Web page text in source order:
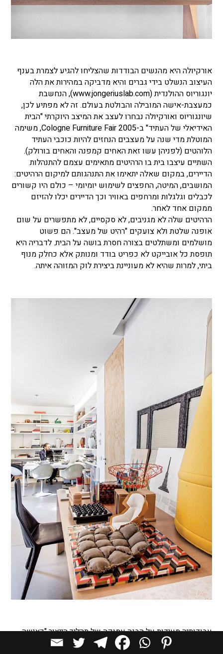
אורקיולה היא מהנשים הבודדות שהצליחו להגיע לצמרת בענף
העיצוב הנשלט בידי גברים והיא מדביקה במהירות את הלה
יונגוריוס ההולנדית (www.jongeriuslab.com), הנחשבת
כמעצבת-אישה המובילה והבולטת בעולם. זה לא מפתיע לכן,
שיונגוריוס ואורקיולה נבחרו לעצב את המיצב היוקרתי "הבית
האידיאלי של העתיד" ב-Cologne Furniture Fair 2005, משימה
המוטלת מדי שנה על מעצבים הנחזים להיות כוכבי העתיד
הלוהטים (לפניהן עשו זאת האחים קמפנה והאחים בורולק).
השתיים עיצבו בית בו הרהיטים מתאימים עצמם להתנהלות
הדיירים, במקום שאלה יתאימו את התנהגותם למיקום הרהיטים:
המושבים, המיטה, החפצים לשימוש יומיומי – כולם היו קשורים
לכבלים וגלגלות ומרחפים באוויר וכך הדיירים יכלו להזיזם
ממקום אחד לאחר.
הרהיטים שלה לא מגניבים, לא סקסיים, לא מתפשרים על שום
אופנה שלטת ולא צועקים "רהיט של מעצב". הם פשוט
מושלמים ומשתלטים בצורה חסרת בושה על הבית. לדבריה היא
תופסת כל אובייקט לא כפריט בודד ומנותק אלא כחלק מנוף
ביתי, למרות שהיא לא מעוניינת ביצירת לוק המזוהה איתה.
עבודותיה מעידות על הבנה עמוקה של תהליך הייצור "כאישה
עמדתי בפני הרבה מאד דעות קדומות כשהגעתי לתעשייה. כל